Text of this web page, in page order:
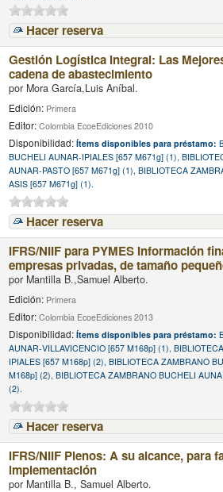
Hacer reserva
Gestión Logística Integral: Las
cadena de abastecimiento
por Mora García,Luis Aníbal.
Edición: Primera
Editor:Colombia EcoeEdiciones 2010
Disponibilidad:Ítems disponibles para préstamo:
BUCHELI AUNAR-IPIALES [657 M671g] (1),
AUNAR-PASTO [657 M671g] (1), BIBLIOTECA
ASIS [657 M671g] (1).
Hacer reserva
IFRS/NIIF para PYMES Información
empresas privadas, de tamaño
por Mantilla B.,Samuel Alberto.
Edición: Primera
Editor:Colombia EcoeEdiciones 2013
Disponibilidad:Ítems disponibles para préstamo:
AUNAR-VILLAVICENCIO [657 M168p] (1),
IPIALES [657 M168p] (2), BIBLIOTECA ZAMBRANO
M168p] (2), BIBLIOTECA ZAMBRANO BUCHELI
(2).
Hacer reserva
IFRS/NIIF Plenos: A su alcance, para
implementación
por Mantilla B., Samuel Alberto.